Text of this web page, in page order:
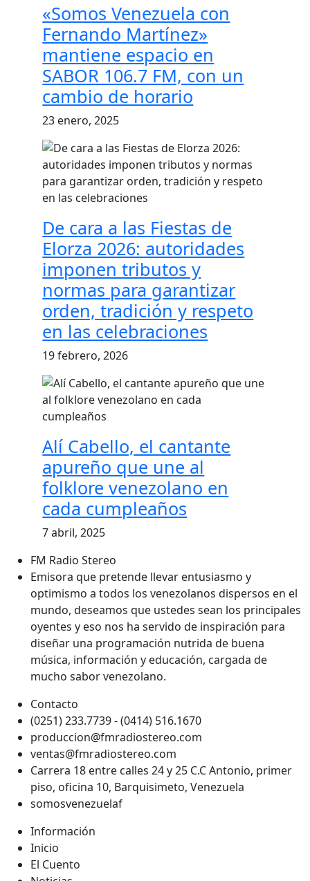
«Somos Venezuela con
Fernando Martínez»
mantiene espacio en
SABOR 106.7 FM, con un
cambio de horario
23 enero, 2025
De cara a las Fiestas de
Elorza 2026: autoridades
imponen tributos y
normas para garantizar
orden, tradición y respeto
en las celebraciones
19 febrero, 2026
Alí Cabello, el cantante
apureño que une al
folklore venezolano en
cada cumpleaños
7 abril, 2025
FM Radio Stereo
Emisora que pretende llevar entusiasmo y
optimismo a todos los venezolanos dispersos en el
mundo, deseamos que ustedes sean los principales
oyentes y eso nos ha servido de inspiración para
diseñar una programación nutrida de buena
música, información y educación, cargada de
mucho sabor venezolano.
Contacto
(0251) 233.7739 - (0414) 516.1670
produccion@fmradiostereo.com
ventas@fmradiostereo.com
Carrera 18 entre calles 24 y 25 C.C Antonio, primer
piso, oficina 10, Barquisimeto, Venezuela
somosvenezuelaf
Información
Inicio
El Cuento